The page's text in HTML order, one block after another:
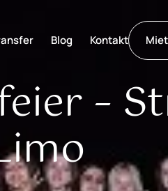
Blog Kontakt
–